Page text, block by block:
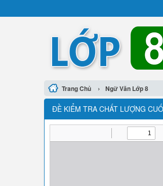
Trang Chủ › Ngữ Văn Lớp 8
ĐỀ KIỂM TRA CHẤT LƯỢNG